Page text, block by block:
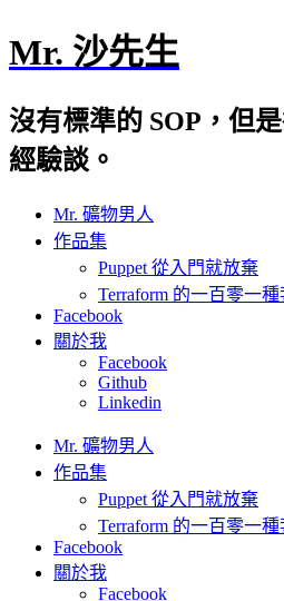
Mr. 沙先生
沒有標準的 SOP，但
經驗談。
Mr. 礦物男人
作品集
Puppet 從入門就放棄
Terraform 的一百零一
Facebook
關於我
Facebook
Github
Linkedin
Mr. 礦物男人
作品集
Puppet 從入門就放棄
Terraform 的一百零一
Facebook
關於我
Facebook